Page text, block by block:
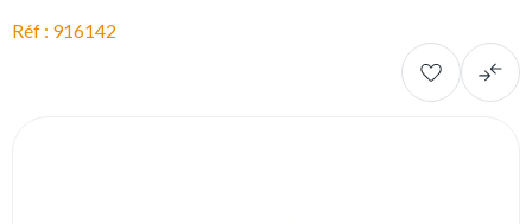
Réf : 916142